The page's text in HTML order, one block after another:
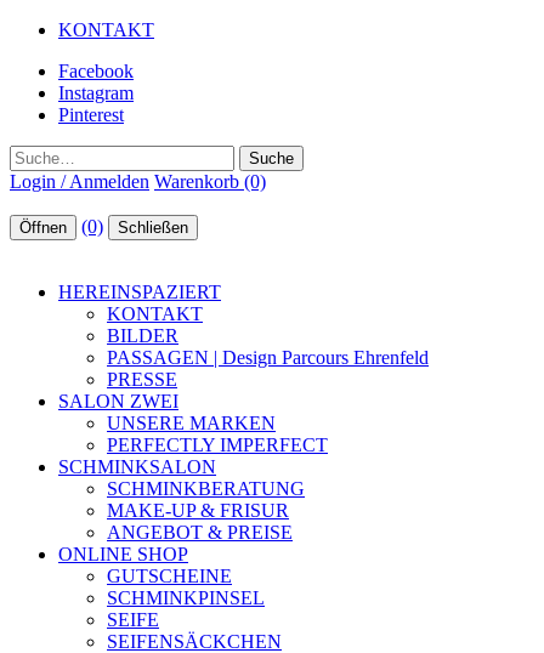
KONTAKT
Facebook
Instagram
Pinterest
Suche
Login / Anmelden Warenkorb (0)
Öffnen (0) Schließen
HEREINSPAZIERT
KONTAKT
BILDER
PASSAGEN | Design Parcours Ehrenfeld
PRESSE
SALON ZWEI
UNSERE MARKEN
PERFECTLY IMPERFECT
SCHMINKSALON
SCHMINKBERATUNG
MAKE-UP & FRISUR
ANGEBOT & PREISE
ONLINE SHOP
GUTSCHEINE
SCHMINKPINSEL
SEIFE
SEIFENSÄCKCHEN